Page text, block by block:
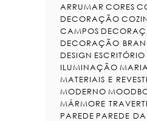
ARRUMAR CORES
DECORAÇÃO
CAMPOS
DECORAÇÃO
DESIGN ESCRITÓRIO
ILUMINAÇÃO
MATERIAIS E
MODERNO
MÁRMORE
PAREDE PAREDE